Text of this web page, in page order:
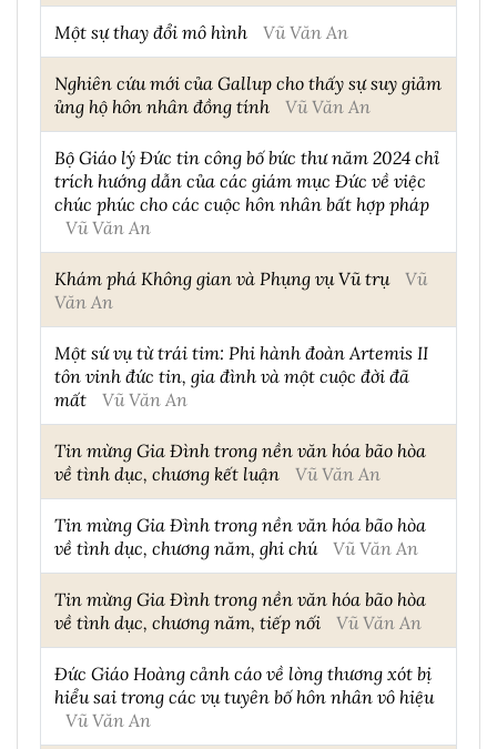
Một sự thay đổi mô hình Vũ Văn An
Nghiên cứu mới của Gallup cho thấy sự suy giảm
ủng hộ hôn nhân đồng tính
Vũ Văn An
Bộ Giáo lý Đức tin công bố bức thư năm 2024 chỉ
trích hướng dẫn của các giám mục Đức về việc
chúc phúc cho các cuộc hôn nhân bất hợp pháp
Vũ Văn An
Khám phá Không gian và Phụng vụ Vũ trụ
Vũ
Văn An
Một sứ vụ từ trái tim: Phi hành đoàn Artemis II
tôn vinh đức tin, gia đình và một cuộc đời đã
mất
Vũ Văn An
Tin mừng Gia Đình trong nền văn hóa bão hòa
về tình dục, chương kết luận
Vũ Văn An
Tin mừng Gia Đình trong nền văn hóa bão hòa
về tình dục, chương năm, ghi chú
Vũ Văn An
Tin mừng Gia Đình trong nền văn hóa bão hòa
về tình dục, chương năm, tiếp nối
Vũ Văn An
Đức Giáo Hoàng cảnh cáo về lòng thương xót bị
hiểu sai trong các vụ tuyên bố hôn nhân vô hiệu
Vũ Văn An